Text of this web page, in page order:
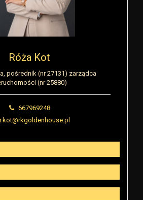
Róża Kot
pośrednik (nr 27131) zarządca
(nr 25880)
667969248
r.kot@rkgoldenhouse.pl